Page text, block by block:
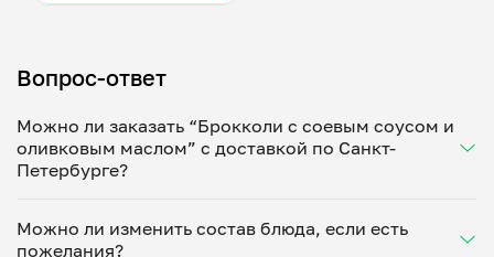
Вопрос-ответ
Можно ли заказать “Брокколи с соевым соусом и
оливковым маслом” с доставкой по Санкт-
Петербурге?
Укажите удобное время — и получите свежее
Можно ли изменить состав блюда, если есть
пожелания?